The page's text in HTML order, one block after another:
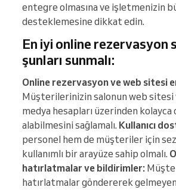
entegre olmasına ve işletmenizin
desteklemesine dikkat edin.
En iyi online rezervasyon
şunları sunmalı:
Online rezervasyon ve web sitesi
Müşterilerinizin salonun web sitesi
medya hesapları üzerinden kolayca
alabilmesini sağlamalı. Kullanıcı
personel hem de müşteriler için
kullanımlı bir arayüze sahip olmalı.
hatırlatmalar ve bildirimler:
hatırlatmalar göndererek